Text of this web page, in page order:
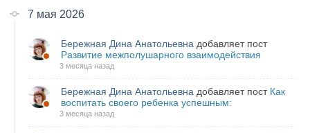
7 мая 2026
Бережная Дина Анатольевна добавляет пост
Развитие межполушарного взаимодействия
3 месяца назад
Бережная Дина Анатольевна добавляет пост Как
воспитать своего ребенка успешным:
3 месяца назад